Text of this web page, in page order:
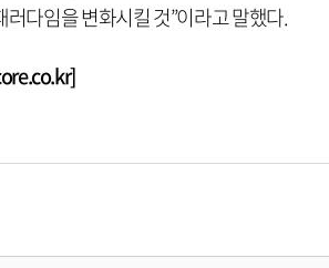
다임을 변화시킬 것”이라고 말했다.